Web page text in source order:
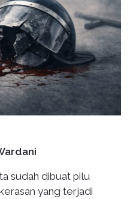
sudah dibuat pilu
yang terjadi